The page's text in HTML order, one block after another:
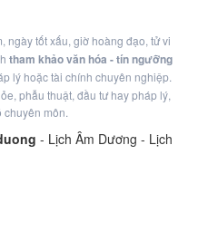
ngày tốt xấu, giờ hoàng đạo, tử vi
tham khảo văn hóa - tín ngưỡng
lý hoặc tài chính chuyên nghiệp.
phẫu thuật, đầu tư hay pháp lý,
chuyên môn.
- Lịch Âm Dương - Lịch